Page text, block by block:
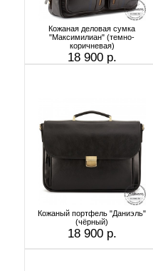
Кожаная деловая сумка
"Максимилиан" (темно-
коричневая)
18 900 р.
Кожаный портфель "Даниэль"
(чёрный)
18 900 р.